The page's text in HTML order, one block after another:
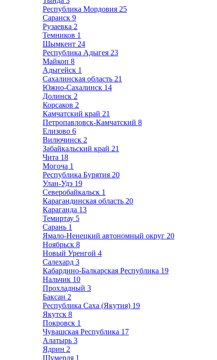
Республика Мордовия 25
Саранск 9
Рузаевка 2
Темников 1
Шымкент 24
Республика Адыгея 23
Майкоп 8
Адыгейск 1
Сахалинская область 21
Южно-Сахалинск 14
Долинск 2
Корсаков 2
Камчатский край 21
Петропавловск-Камчатский 8
Елизово 6
Вилючинск 2
Забайкальский край 21
Чита 18
Могоча 1
Республика Бурятия 20
Улан-Удэ 19
Северобайкальск 1
Карагандинская область 20
Караганда 13
Темиртау 5
Сарань 1
Ямало-Ненецкий автономный округ 20
Ноябрьск 8
Новый Уренгой 4
Салехард 3
Кабардино-Балкарская Республика 19
Нальчик 10
Прохладный 3
Баксан 2
Республика Саха (Якутия) 19
Якутск 8
Покровск 1
Чувашская Республика 17
Алатырь 3
Ядрин 2
Шумерля 1